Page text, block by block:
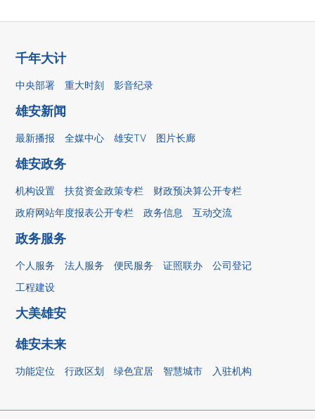
千年大计
中央部署 重大时刻 影音纪录
雄安新闻
最新播报 全媒中心 雄安TV 图片长廊
雄安政务
机构设置 扶贫资金政策专栏
财政预决算公开专栏
政府网站年度报表公开专栏
政务信息 互动交流
政务服务
个人服务 法人服务 便民服务 证照联办
公司登记
工程建设
大美雄安
雄安未来
功能定位 行政区划 绿色宜居 智慧城市 入驻机构